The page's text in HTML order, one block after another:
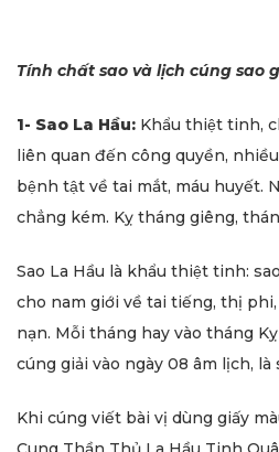
Tính chất sao và lịch cúng sao
1- Sao La Hầu: Khẩu thiệt tinh,
liên quan đến công quyền,
bệnh tật về tai mắt, máu huyết.
chẳng kém. Kỵ tháng giêng,
Sao La Hầu là khẩu thiệt tinh:
cho nam giới về tai tiếng, thị
nạn. Mỗi tháng hay vào tháng
cúng giải vào ngày 08 âm lịch, là
Khi cúng viết bài vị dùng giấy